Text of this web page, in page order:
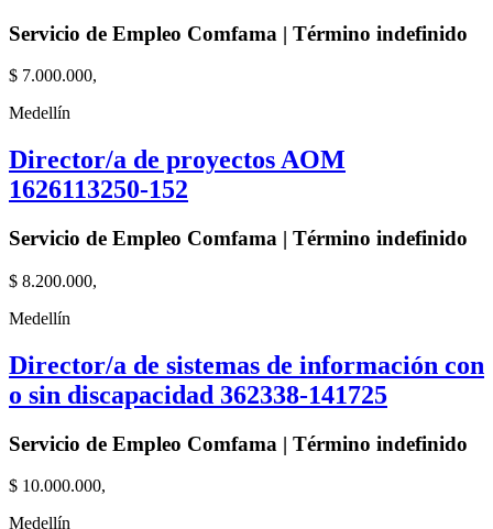
Servicio de Empleo Comfama | Término indefinido
$ 7.000.000,
Medellín
Director/a de proyectos AOM
1626113250-152
Servicio de Empleo Comfama | Término indefinido
$ 8.200.000,
Medellín
Director/a de sistemas de información con
o sin discapacidad 362338-141725
Servicio de Empleo Comfama | Término indefinido
$ 10.000.000,
Medellín